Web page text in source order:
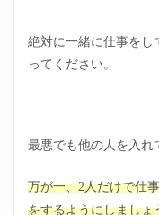
絶対に一緒に仕事をし
ってください。
最悪でも他の人を入れ
万が一、2人だけで仕
をするようにしましょ